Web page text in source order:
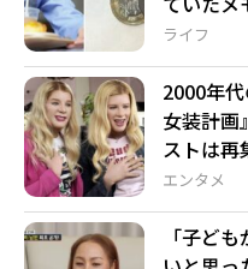
ライフ
エンタメ
2000年
女装計画
ストは再
「子ど